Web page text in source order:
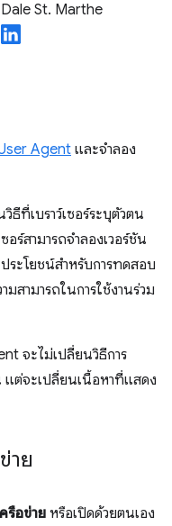
Dale St. Marthe
Agent และจําลอง
ธีที่เบราว์เซอร์ระบุตัวตน
อร์สามารถจําลองเวอร์ชัน
ระโยชน์สําหรับการทดสอบ
สามารถในการใช้งานร่วม
จะไม่เปลี่ยนวิธีการ
แต่จะเปลี่ยนเนื้อหาที่แสดง
าย
รือข่าย หรือเปิดด้วยตนเอง